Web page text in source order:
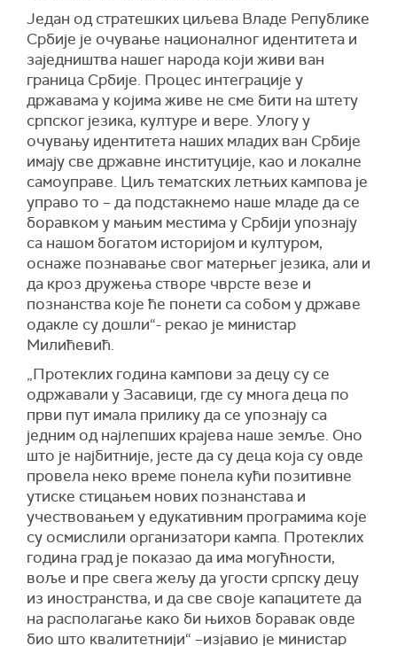
Један од стратешких циљева Владе Републике
Србије је очување националног идентитета и
заједништва нашег народа који живи ван
граница Србије. Процес интеграције у
државама у којима живе не сме бити на штету
српског језика, културе и вере. Улогу у
очувању идентитета наших младих ван Србије
имају све државне институције, као и локалне
самоуправе. Циљ тематских летњих кампова је
управо то – да подстакнемо наше младе да се
боравком у мањим местима у Србији упознају
са нашом богатом историјом и културом,
оснаже познавање свог матерњег језика, али и
да кроз дружења створе чврсте везе и
познанства које ће понети са собом у државе
одакле су дошли“- рекао је министар
Милићевић.
„Протеклих година кампови за децу су се
одржавали у Засавици, где су многа деца по
први пут имала прилику да се упознају са
једним од најлепших крајева наше земље. Оно
што је најбитније, јесте да су деца која су овде
провела неко време понела кући позитивне
утиске стицањем нових познанстава и
учествовањем у едукативним програмима које
су осмислили организатори кампа. Протеклих
година град је показао да има могућности,
воље и пре свега жељу да угости српску децу
из иностранства, и да све своје капацитете да
на располагање како би њихов боравак овде
био што квалитетнији“ –изјавио је министар